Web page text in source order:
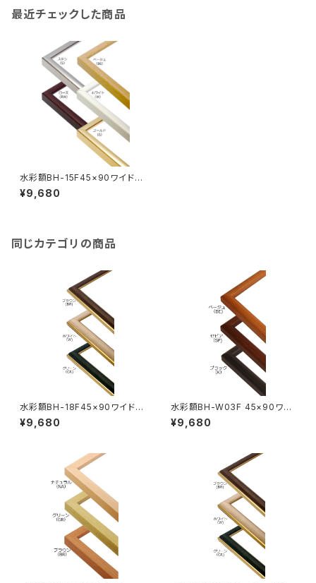
最近チェックした商品
水彩額BH-15F45×90ワイド 4
50×900ミリ
¥9,680
同じカテゴリの商品
水彩額BH-18F45×90ワイド 4
50×900ミリ
¥9,680
水彩額BH-W03F 45×90ワイ
ド 450×900ミリ
¥9,680